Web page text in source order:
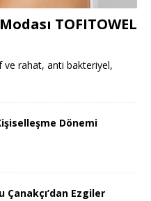
TOFITOWEL
ve rahat, anti bakteriyel,
Dönemi
Çanakçı’dan Ezgiler